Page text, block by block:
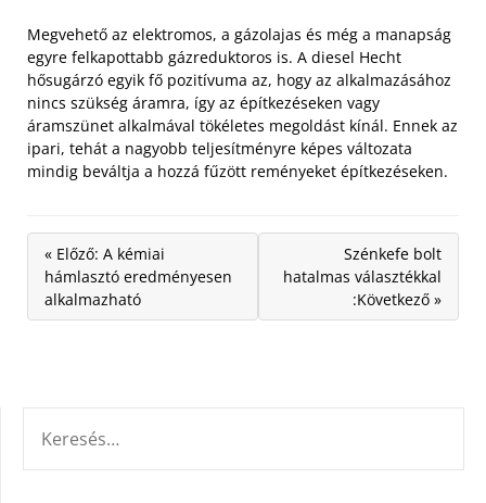
Megvehető az elektromos, a gázolajas és még a manapság
egyre felkapottabb gázreduktoros is. A diesel Hecht
hősugárzó egyik fő pozitívuma az, hogy az alkalmazásához
nincs szükség áramra, így az építkezéseken vagy
áramszünet alkalmával tökéletes megoldást kínál. Ennek az
ipari, tehát a nagyobb teljesítményre képes változata
mindig beváltja a hozzá fűzött reményeket építkezéseken.
« Előző: A kémiai
hámlasztó eredményesen
alkalmazható
Szénkefe bolt
hatalmas választékkal
:Következő »